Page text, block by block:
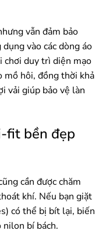
vẫn đảm bảo
vào các dòng áo
chơi duy trì diện mạo
mồ hôi, đồng thời khả
vải giúp bảo vệ làn
fit bền đẹp
cần được chăm
khí. Nếu bạn giặt
có thể bị bít lại, biến
nilon bí bách.